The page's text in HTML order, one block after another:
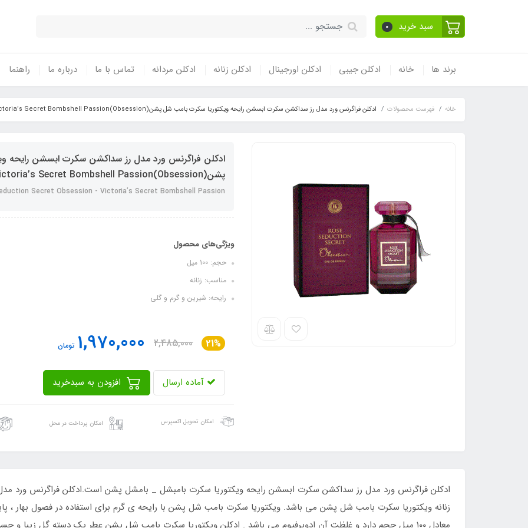
سبد خرید 0
برند ها خانه ادکلن جیبی ادکلن اورجینال ادکلن زنانه ادکلن مردانه تماس با ما درباره ما راهنما
خانه فهرست محصولات ادکلن فراگرنس ورد مدل رز سداکشن سکرت ابسشن رایحه ویکتوریا سکرت بامب شل پشن(Obsession)Victoria’s Secret Bombshell Passion
ادکلن فراگرنس ورد مدل رز سداکشن سکرت ابسشن رایحه
پشن(Obsession)Victoria’s Secret Bombshell Passion
Secret Obsession - Victoria’s Secret Bombshell Passion
ویژگی‌های محصول
حجم: 100 میل
مناسب: زنانه
رایحه: شیرین و گرم و گلی
21%
2,485,000
1,970,000 تومان
آماده ارسال
امکان تحویل اکسپرس امکان پرداخت در محل
ادکلن فراگرنس ورد مدل رز سداکشن سکرت ابسشن رایحه ویکتوریا سکرت بامبشل _ بامشل پشن است.ادکلن فراگرنس ورد
زنانه ویکتوریا سکرت بامب شل پشن می باشد. ویکتوریا سکرت بامب شل پشن با رایحه ی گرم برای استفاده در فصول بهار ،
معادل ۱۰۰ میل حجم دارد و غلظت آن ادوپرفیوم می باشد . ادکلن ویکتوریا سکرت بامب شل پشن عطر یک دسته گل زیبا